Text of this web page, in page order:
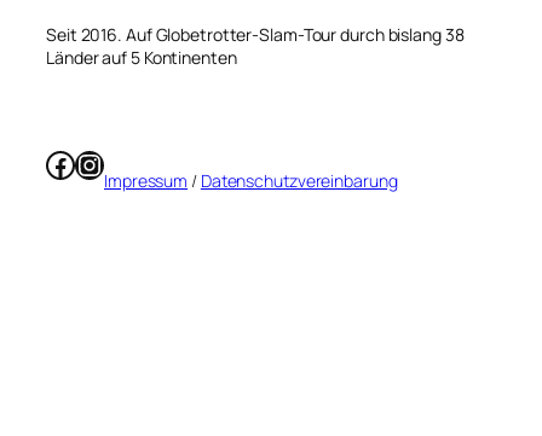
Seit 2016. Auf Globetrotter-Slam-Tour durch bislang 38
Länder auf 5 Kontinenten
Facebook
Instagram
Impressum / Datenschutzvereinbarung